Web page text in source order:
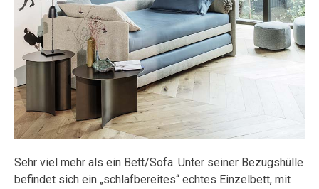
Sehr viel mehr als ein Bett/Sofa. Unter seiner Bezugshülle
befindet sich ein „schlafbereites“ echtes Einzelbett, mit